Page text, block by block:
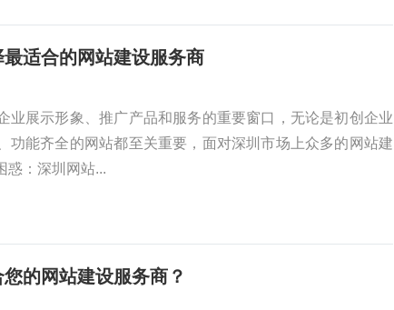
适合的网站建设服务商
业展示形象、推广产品和服务的重要窗口，无论是初创企业
功能齐全的网站都至关重要，面对深圳市场上众多的网站建
惑：深圳网站...
的网站建设服务商？